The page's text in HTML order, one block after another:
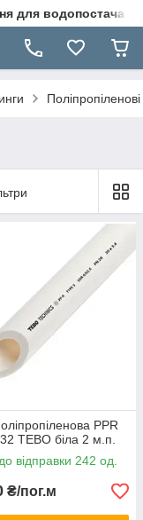
для
PPR
TEBO біла 2 м.п.
відправки 242 од.
₴/пог.м